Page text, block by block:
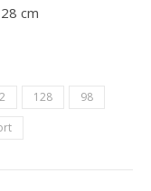
cm
128
98